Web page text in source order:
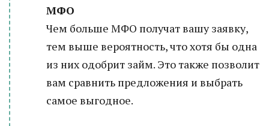
МФО
Чем больше МФО получат вашу заявку,
тем выше вероятность, что хотя бы одна
из них одобрит займ. Это также позволит
вам сравнить предложения и выбрать
самое выгодное.